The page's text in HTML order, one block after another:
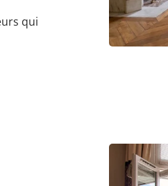
qui